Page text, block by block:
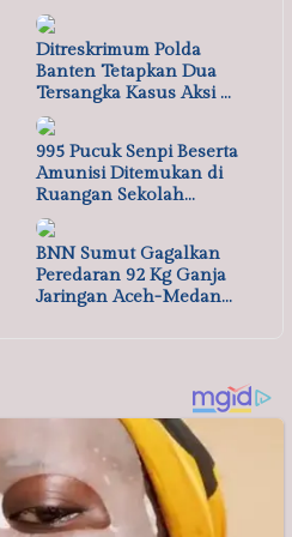
Ditreskrimum Polda
Banten Tetapkan Dua
Tersangka Kasus Aksi …
995 Pucuk Senpi Beserta
Amunisi Ditemukan di
Ruangan Sekolah…
BNN Sumut Gagalkan
Peredaran 92 Kg Ganja
Jaringan Aceh-Medan…